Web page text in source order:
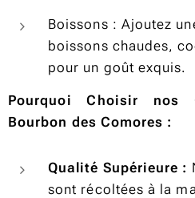
Boissons : Ajoutez
boissons chaudes,
pour un goût exquis.
Pourquoi Choisir nos
Bourbon des Comores :
Qualité Supérieure :
sont récoltées à la